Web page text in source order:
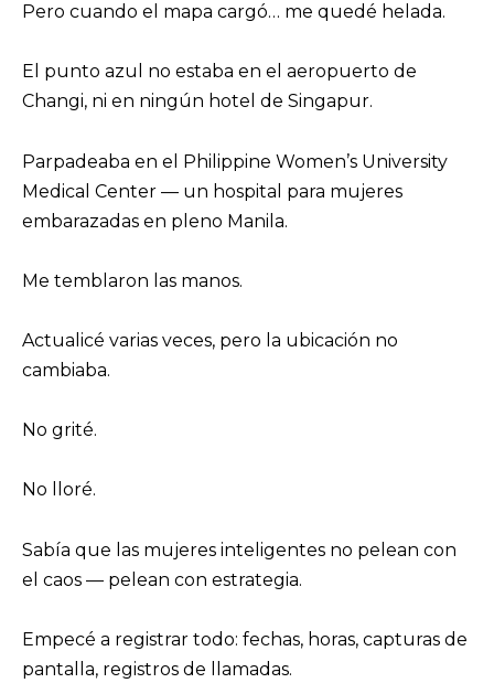
Pero cuando el mapa cargó… me quedé helada.
El punto azul no estaba en el aeropuerto de
Changi, ni en ningún hotel de Singapur.
Parpadeaba en el Philippine Women’s University
Medical Center — un hospital para mujeres
embarazadas en pleno Manila.
Me temblaron las manos.
Actualicé varias veces, pero la ubicación no
cambiaba.
No grité.
No lloré.
Sabía que las mujeres inteligentes no pelean con
el caos — pelean con estrategia.
Empecé a registrar todo: fechas, horas, capturas de
pantalla, registros de llamadas.